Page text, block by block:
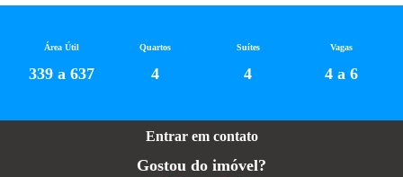
Entrar em contato
Gostou do imóvel?
Área Útil
339 a 637
Quartos
4
Suítes
4
Vagas
4 a 6